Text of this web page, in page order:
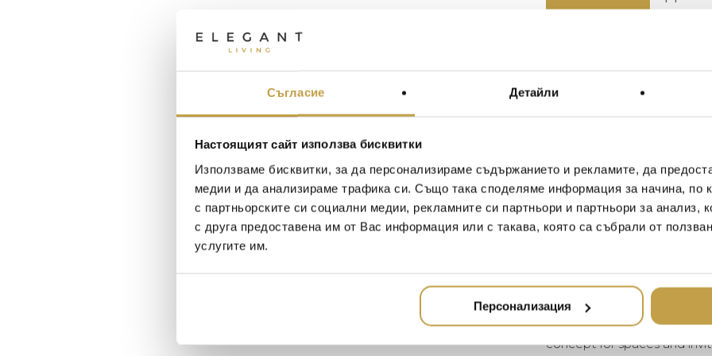
Съгласие Детайли
Настоящият сайт използва бисквитки
Използваме бисквитки, за да персонализираме съдържанието и рекламите, да
медии и да анализираме трафика си. Също така споделяме информация за начина, по
с партньорските си социални медии, рекламните си партньори и партньори за анализ,
с друга предоставена им от Вас информация или с такава, която са събрали от
услугите им.
Персонализация
Размери / Dimensions
Чист, иновативен,
се виждат
правят нашите
навсякъде по света.
във вашия собствен
концепция за
нормалното.
Clear, innovative, tongue-
Dutch roots. It’s these very
right at home anywhere in
hotel or your very own
concept for spaces and